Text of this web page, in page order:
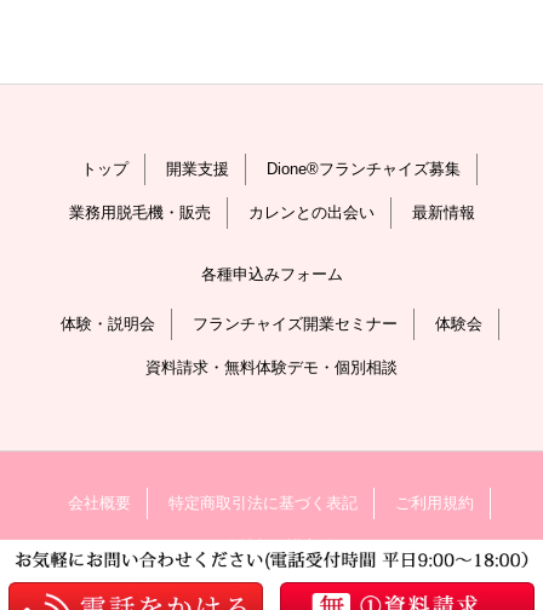
トップ 開業支援 Dione®フランチャイズ募集
業務用脱毛機・販売 カレンとの出会い 最新情報
各種申込みフォーム
体験・説明会 フランチャイズ開業セミナー 体験会
資料請求・無料体験デモ・個別相談
会社概要 特定商取引法に基づく表記 ご利用規約